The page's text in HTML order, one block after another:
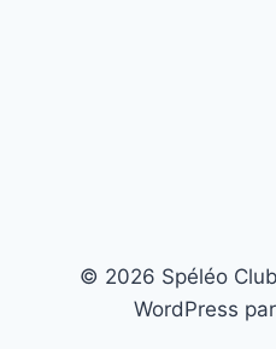
© 2026 Spéléo
WordPress par